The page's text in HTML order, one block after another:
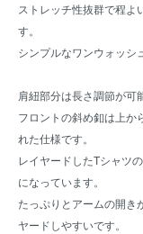
ストレッチ性抜群で程よ
す。
シンプルなワンウォッシ
肩紐部分は長さ調節が可
フロントの斜め釦は上か
れた仕様です。
レイヤードしたTシャツ
になっています。
たっぷりとアームの開き
ヤードしやすいです。